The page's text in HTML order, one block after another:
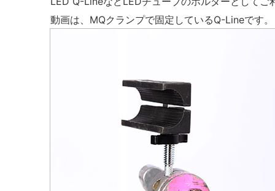
動画は、MQクランプで固定しているQ-Lineです。